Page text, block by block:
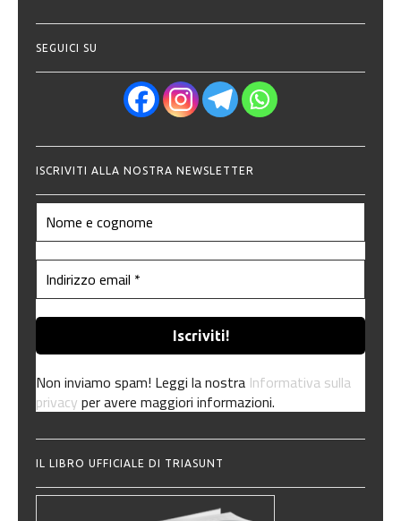
SEGUICI SU
ISCRIVITI ALLA NOSTRA NEWSLETTER
Non inviamo spam! Leggi la nostra Informativa sulla
privacyper avere maggiori informazioni.
IL LIBRO UFFICIALE DI TRIASUNT